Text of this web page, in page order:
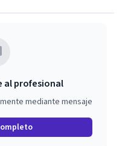
al profesional
mediante mensaje